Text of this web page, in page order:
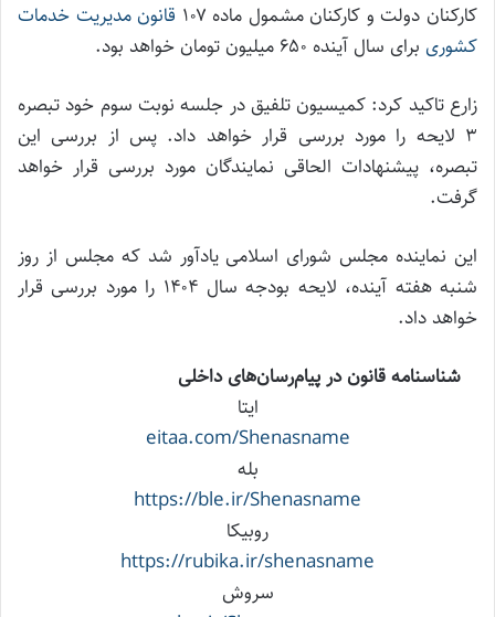
کارکنان دولت و کارکنان مشمول ماده ۱۰۷
قانون مدیریت خدمات
کشوری برای سال آینده ۶۵۰ میلیون تومان خواهد بود.
زارع تاکید کرد: کمیسیون تلفیق در جلسه نوبت سوم خود تبصره
۳ لایحه را مورد بررسی قرار خواهد داد. پس از بررسی این
تبصره، پیشنهادات الحاقی نمایندگان مورد بررسی قرار خواهد
گرفت.
این نماینده مجلس شورای اسلامی یادآور شد که مجلس از روز
شنبه هفته آینده، لایحه بودجه سال ۱۴۰۴ را مورد بررسی قرار
خواهد داد.
شناسنامه قانون در پیام‌رسان‌های داخلی
ایتا
eitaa.com/Shenasname
بله
https://ble.ir/Shenasname
روبیکا
https://rubika.ir/shenasname
سروش